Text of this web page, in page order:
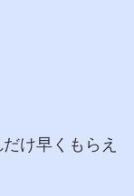
け早くもらえ